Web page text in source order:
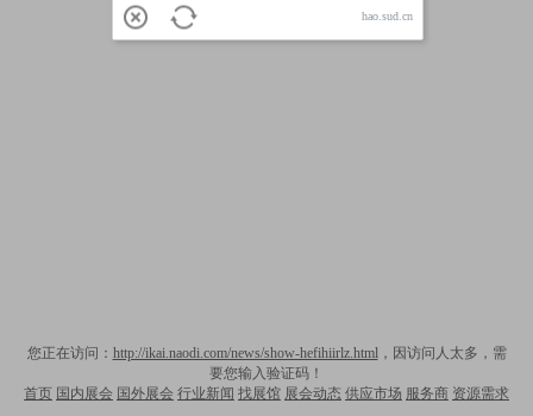
您正在访问： http://ikai.naodi.com/news/show-hefihiirlz.html，因访问人太多，需
要您输入验证码！
首页 国内展会 国外展会 行业新闻 找展馆 展会动态 供应市场 服务商 资源需求
hao.sud.cn